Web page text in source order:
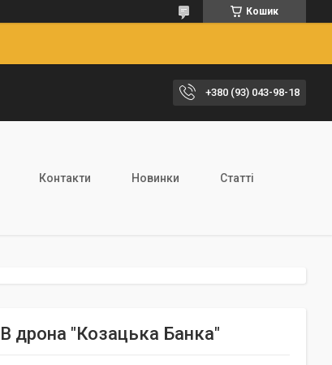
Кошик
+380 (93) 043-98-18
Контакти Новинки Статті
дрона "Козацька Банка"